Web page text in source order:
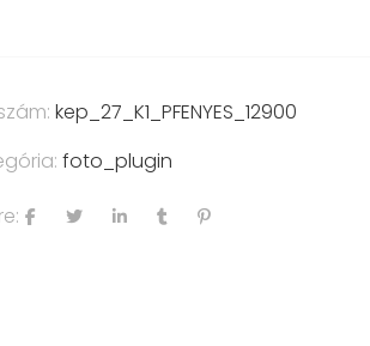
kep_27_K1_PFENYES_12900
foto_plugin